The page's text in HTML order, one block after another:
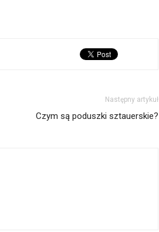
Następny artykuł
Czym są poduszki sztauerskie?